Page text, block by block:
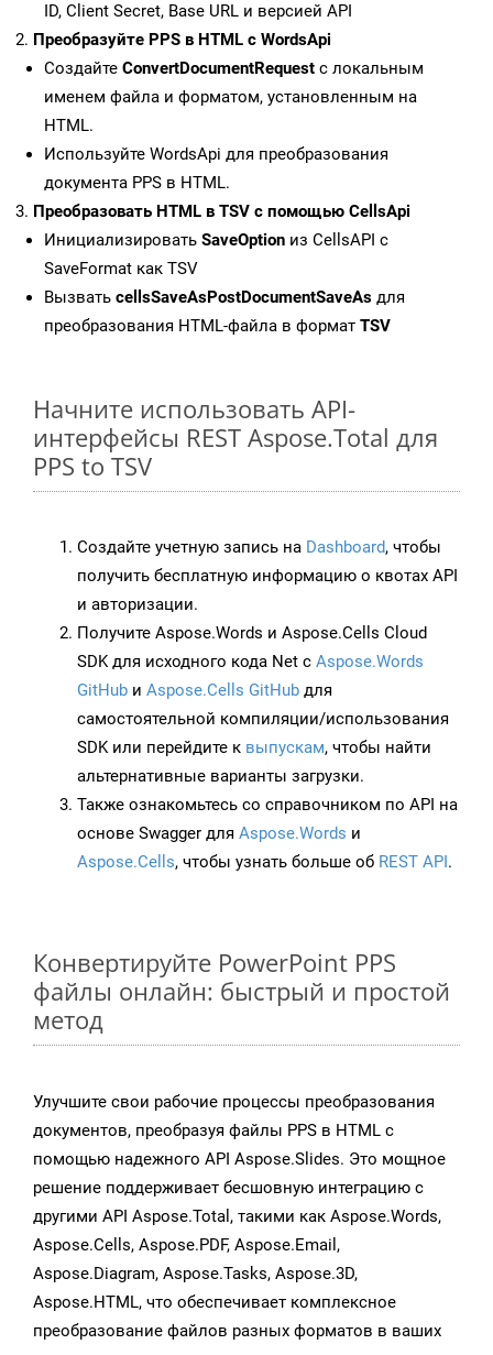
ID, Client Secret, Base URL и версией API
Преобразуйте PPS в HTML с WordsApi
Создайте ConvertDocumentRequest с локальным
именем файла и форматом, установленным на
HTML.
Используйте WordsApi для преобразования
документа PPS в HTML.
Преобразовать HTML в TSV с помощью CellsApi
Инициализировать SaveOption из CellsAPI с
SaveFormat как TSV
Вызвать cellsSaveAsPostDocumentSaveAs для
преобразования HTML-файла в формат TSV
Начните использовать API-
интерфейсы REST Aspose.Total для
PPS to TSV
Создайте учетную запись на Dashboard, чтобы
получить бесплатную информацию о квотах API
и авторизации.
Получите Aspose.Words и Aspose.Cells Cloud
SDK для исходного кода Net с Aspose.Words
GitHub и Aspose.Cells GitHub для
самостоятельной компиляции/использования
SDK или перейдите к выпускам, чтобы найти
альтернативные варианты загрузки.
Также ознакомьтесь со справочником по API на
основе Swagger для Aspose.Words и
Aspose.Cells, чтобы узнать больше об REST API.
Конвертируйте PowerPoint PPS
файлы онлайн: быстрый и простой
метод
Улучшите свои рабочие процессы преобразования
документов, преобразуя файлы PPS в HTML с
помощью надежного API Aspose.Slides. Это мощное
решение поддерживает бесшовную интеграцию с
другими API Aspose.Total, такими как Aspose.Words,
Aspose.Cells, Aspose.PDF, Aspose.Email,
Aspose.Diagram, Aspose.Tasks, Aspose.3D,
Aspose.HTML, что обеспечивает комплексное
преобразование файлов разных форматов в ваших